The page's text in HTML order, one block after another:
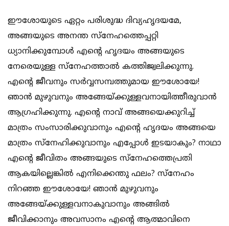
ഈശോയുടെ ഏറ്റം പരിശുദ്ധ ദിവ്യഹൃദയമേ,
അങ്ങയുടെ അനന്ത സ്നേഹത്തെപ്പറ്റി
ധ്യാനിക്കുമ്പോള്‍ എന്‍റെ ഹൃദയം അങ്ങയുടെ
നേരെയുള്ള സ്നേഹത്താല്‍ കത്തിജ്വലിക്കുന്നു.
എന്‍റെ ജീവനും സര്‍വ്വസമ്പത്തുമായ ഈശോയേ!
ഞാന്‍ മുഴുവനും അങ്ങേയ്ക്കുള്ളവനായിത്തീരുവാന്‍
ആഗ്രഹിക്കുന്നു. എന്‍റെ നാവ് അങ്ങയെക്കുറിച്ച്
മാത്രം സംസാരിക്കുവാനും എന്‍റെ ഹൃദയം അങ്ങയെ
മാത്രം സ്നേഹിക്കുവാനും എപ്പോള്‍ ഇടയാകും? നാഥാ
എന്‍റെ ജീവിതം അങ്ങയുടെ സ്നേഹത്തെപ്രതി
ആകയില്ലെങ്കില്‍ എനിക്കെന്തു ഫലം? സ്നേഹം
നിറഞ്ഞ ഈശോയേ! ഞാന്‍ മുഴുവനും
അങ്ങേയ്ക്കുള്ളവനാകുവാനും അങ്ങില്‍
ജീവിക്കാനും അവസാനം എന്‍റെ ആത്മാവിനെ